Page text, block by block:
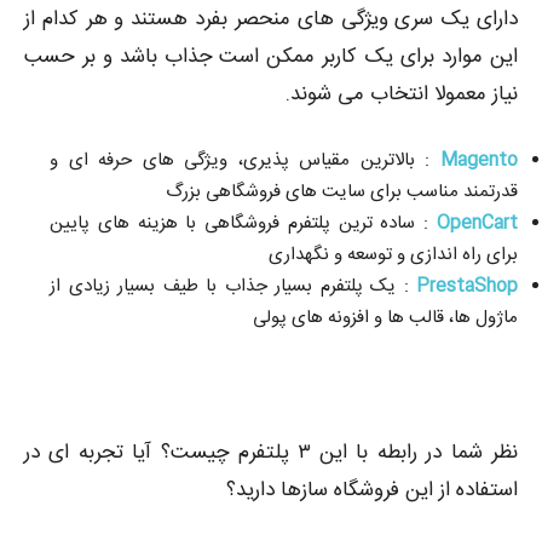
دارای یک سری ویژگی های منحصر بفرد هستند و هر کدام از
این موارد برای یک کاربر ممکن است جذاب باشد و بر حسب
نیاز معمولا انتخاب می شوند.
Magento : بالاترین مقیاس پذیری، ویژگی های حرفه ای و
قدرتمند مناسب برای سایت های فروشگاهی بزرگ
OpenCart : ساده ترین پلتفرم فروشگاهی با هزینه های پایین
برای راه اندازی و توسعه و نگهداری
PrestaShop : یک پلتفرم بسیار جذاب با طیف بسیار زیادی از
ماژول ها، قالب ها و افزونه های پولی
نظر شما در رابطه با این ۳ پلتفرم چیست؟ آیا تجربه ای در
استفاده از این فروشگاه سازها دارید؟